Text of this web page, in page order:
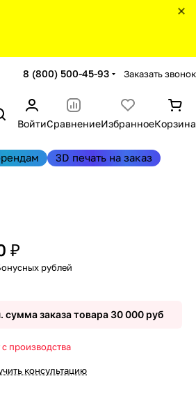
8 (800) 500-45-93 Заказать звонок
ВойтиСравнениеИзбранноеКорзина
3D печать на заказ
₽
рублей
сумма заказа товара 30 000 руб
производства
консультацию